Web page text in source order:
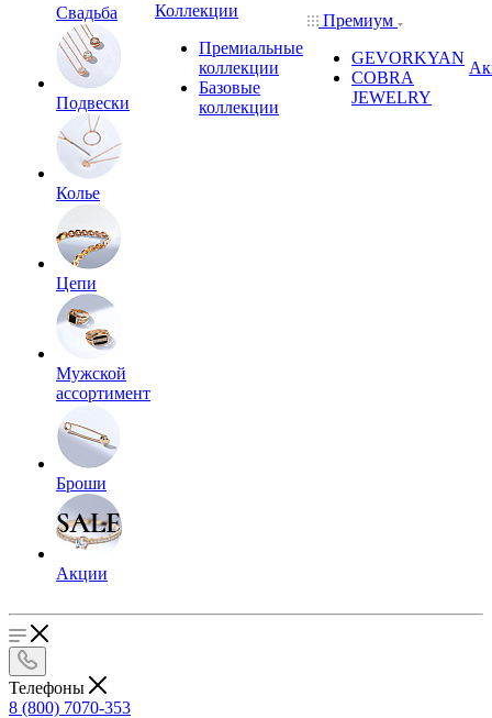
Свадьба
Подвески
Колье
Цепи
Мужской
ассортимент
Броши
Акции
Коллекции
Премиальные
коллекции
Базовые
коллекции
Премиум
GEVORKYAN
COBRA
JEWELRY
Телефоны
8 (800) 7070-353